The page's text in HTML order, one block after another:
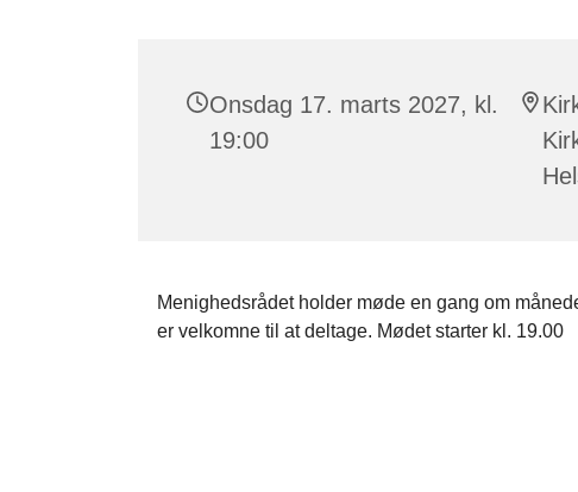
Onsdag 17. marts 2027, kl.
19:00
Menighedsrådet holder møde en gang om
er velkomne til at deltage. Mødet starter kl. 19.00